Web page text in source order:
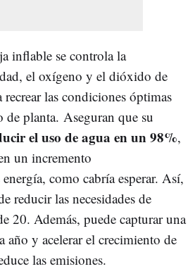
inflable se controla la
el oxígeno y el dióxido de
las condiciones óptimas
de planta. Aseguran que su
el uso de agua en un 98%,
un incremento
como cabría esperar. Así,
reducir las necesidades de
20. Además, puede capturar una
año y acelerar el crecimiento de
las emisiones.